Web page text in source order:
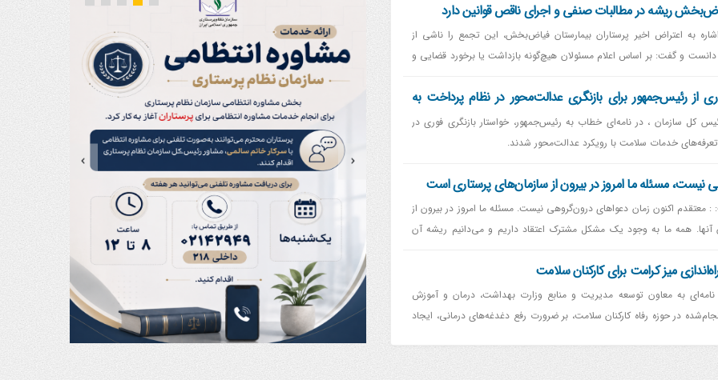
ریشه در مطالبات صنفی و اجرای ناقص قوانین دارد
به اعتراض اخیر پرستاران بیمارستان فیاض‌بخش، این تجمع را ناشی از
و گفت: بر اساس اعلام مسئولان هیچ‌گونه بازداشت یا برخورد قضایی و
از رئیس‌جمهور برای بازنگری عدالت‌محور در نظام پرداخت به
کل سازمان ، در نامه‌ای خطاب به رئیس‌جمهور، خواستار بازنگری فوری در
خدمات سلامت با رویکرد عدالت‌محور شدند.
نیست، مسئله ما امروز در بیرون از سازمان‌های پرستاری است
اکنون زمان دعواهای درون‌گروهی نیست. مسئله ما امروز در بیرون از
آنها. همه ما به وجود یک مشکل مشترک اعتقاد داریم و می‌دانیم ریشه آن
میز کرامت برای کارکنان سلامت
نامه‌ای به معاون توسعه مدیریت و منابع وزارت بهداشت، درمان و آموزش
در حوزه رفاه کارکنان سلامت، بر ضرورت رفع دغدغه‌های درمانی، ایجاد